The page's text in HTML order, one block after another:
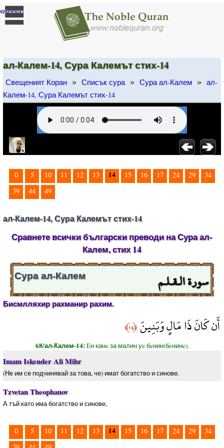
]
ал-Калем-14, Сура Калемът стих-14
Свещеният Коран » Списък сура » Сура ал-Калем » ал-
Калем-14, Сура Калемът стих-14
0 5 10 11 12 13 14 15 16 17 24 29
34
39
44 49
ал-Калем-14, Сура Калемът стих-14
Сравнете всички български преводи на Сура ал-
Калем, стих 14
سورة الـقـلـم Сура ал-Калем
Бисмлляхир рахманир рахим.
أَن كَانَ ذَا مَالٍ وَبَنِينَ﴿١٤﴾
68/ал-Калем-14:Eн канe за малин уe бeнин(бeнинe).
Imam Iskender Ali Mihr
(Не им се подчинявай за това, че) имат богатство и синове.
Tzvetan Theophanov
А тъй като има богатство и синове,
0 5 10 11 12 13 14 15 16 17 24 29
34